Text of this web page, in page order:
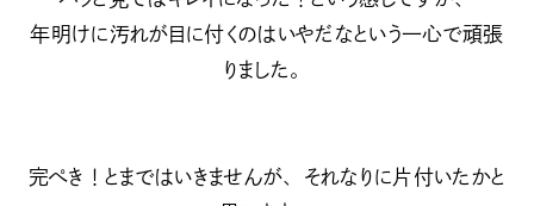
年明けに汚れが目に付くのはいやだなという一心で頑張
りました。
完ぺき！とまではいきませんが、それなりに片付いたかと